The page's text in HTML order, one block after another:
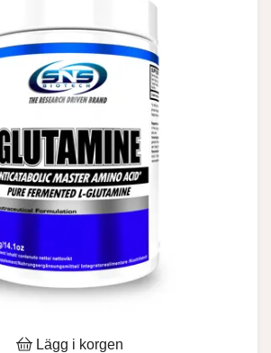
Lägg i korgen